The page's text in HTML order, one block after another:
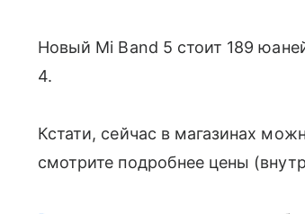
Новый Mi Band 5 стоит 189
4.
Кстати, сейчас в магазинах
смотрите подробнее цены